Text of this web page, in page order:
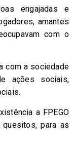
engajadas e
amantes
com o
com a sociedade
ações sociais,
a FPEGO
para as